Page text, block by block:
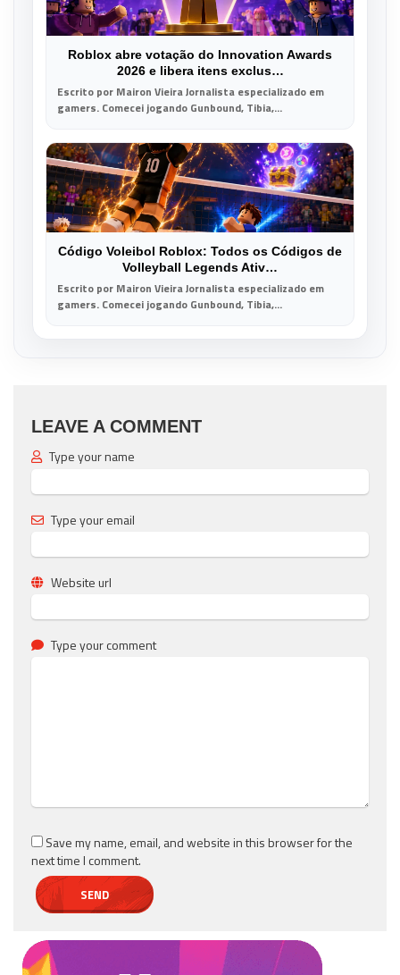
Roblox abre votação do Innovation Awards
2026 e libera itens exclus…
Escrito por Mairon Vieira Jornalista especializado em
gamers. Comecei jogando Gunbound, Tibia,...
Código Voleibol Roblox: Todos os Códigos de
Volleyball Legends Ativ…
Escrito por Mairon Vieira Jornalista especializado em
gamers. Comecei jogando Gunbound, Tibia,...
LEAVE A COMMENT
Type your name
Type your email
Website url
Type your comment
Save my name, email, and website in this browser for the
next time I comment.